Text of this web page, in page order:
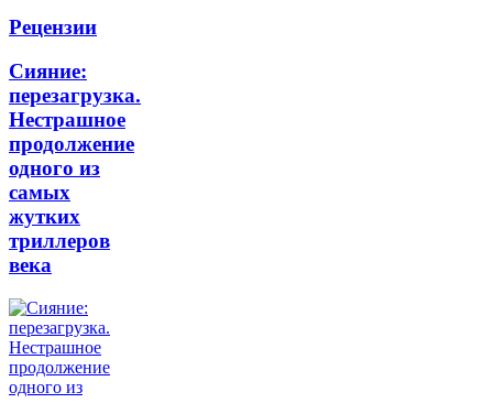
Рецензии
Сияние:
перезагрузка.
Нестрашное
продолжение
одного из
самых
жутких
триллеров
века